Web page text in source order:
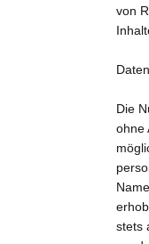
von
Die
ohne
stets